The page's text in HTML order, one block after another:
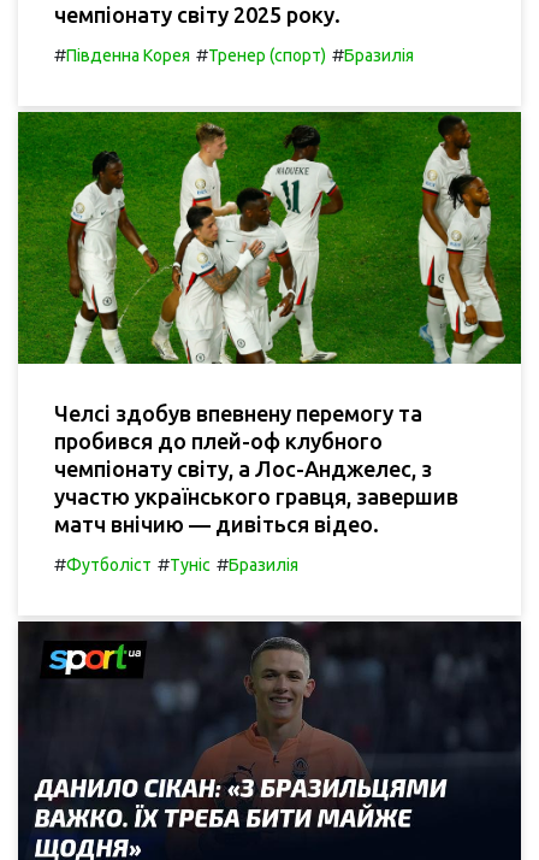
чемпіонату світу 2025 року.
#Південна Корея #Тренер (спорт) #Бразилія
Челсі здобув впевнену перемогу та
пробився до плей-оф клубного
чемпіонату світу, а Лос-Анджелес, з
участю українського гравця, завершив
матч внічию — дивіться відео.
#Футболіст #Туніс #Бразилія